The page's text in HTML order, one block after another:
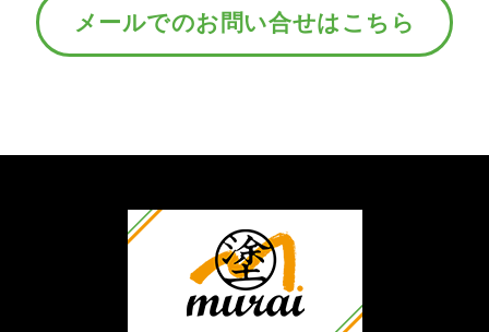
メールでのお問い合せはこちら